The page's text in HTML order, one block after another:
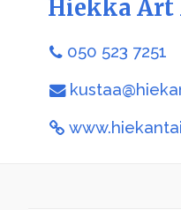
Hiekka Art
050 523 7251